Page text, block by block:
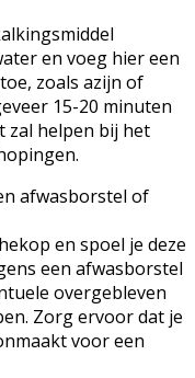
en voeg hier een
zoals azijn of
15-20 minuten
zal helpen bij het
afwasborstel of
en spoel je deze
een afwasborstel
overgebleven
Zorg ervoor dat je
voor een